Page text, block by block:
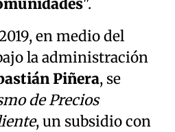
".
en medio del
la administración
Piñera, se
de Precios
, un subsidio con